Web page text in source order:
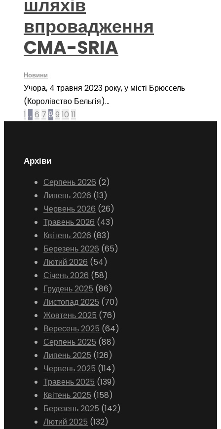
шляхів
впровадження
CMA-SRIA
Новини
Учора, 4 травня 2023 року, у місті Брюссель
(Королівство Бельгія)...
1 … 6 7 8 9 10 11
Архіви
Серпень 2026 (2)
Липень 2026 (13)
Червень 2026 (26)
Травень 2026 (43)
Квітень 2026 (83)
Березень 2026 (65)
Лютий 2026 (54)
Січень 2026 (58)
Грудень 2025 (86)
Листопад 2025 (70)
Жовтень 2025 (76)
Вересень 2025 (64)
Серпень 2025 (88)
Липень 2025 (126)
Червень 2025 (114)
Травень 2025 (139)
Квітень 2025 (158)
Березень 2025 (142)
Лютий 2025 (132)